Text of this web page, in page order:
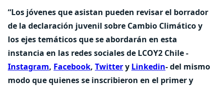
“Los jóvenes que asistan pueden revisar el borrador
de la declaración juvenil sobre Cambio Climático y
los ejes temáticos que se abordarán en esta
instancia en las redes sociales de LCOY2 Chile -
Instagram, Facebook, Twittery Linkedin- del mismo
modo que quienes se inscribieron en el primer y